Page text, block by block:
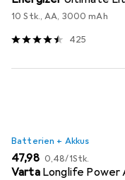
10 Stk., AA, 3000 mAh
425
Batterien + Akkus
EUR
47,98 EUR
0,48/1Stk.
Varta Longlife Power